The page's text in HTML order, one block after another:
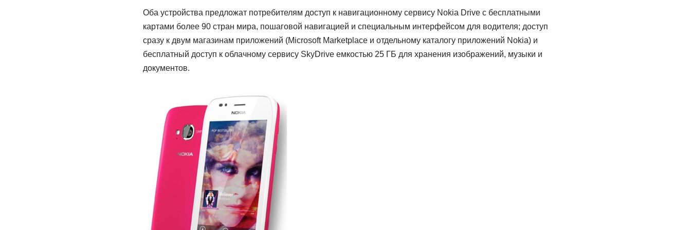
Оба устройства предложат потребителям доступ к навигационному сервису Nokia Drive c бесплатными
картами более 90 стран мира, пошаговой навигацией и специальным интерфейсом для водителя; доступ
сразу к двум магазинам приложений (Microsoft Marketplace и отдельному каталогу приложений Nokia) и
бесплатный доступ к облачному сервису SkyDrive емкостью 25 ГБ для хранения изображений, музыки и
документов.